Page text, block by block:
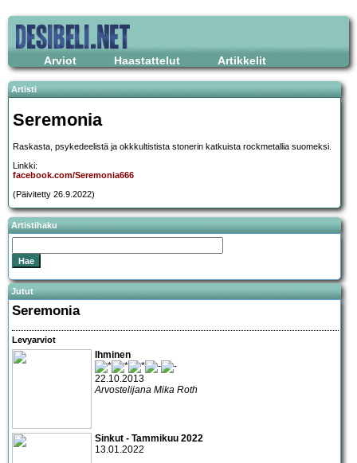
Arviot Haastattelut Artikkelit
Artisti
Seremonia
Raskasta, psykedeelistä ja okkkultistista stonerin katkuista rockmetallia suomeksi.
Linkki:
facebook.com/Seremonia666
(Päivitetty 26.9.2022)
Artistihaku
Jutut
Seremonia
Levyarviot
Ihminen
22.10.2013
Arvostelijana Mika Roth
Sinkut - Tammikuu 2022
13.01.2022